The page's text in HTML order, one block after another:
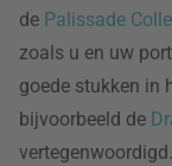
de Palissade
zoals u en uw
goede stukken in
bijvoorbeeld de
vertegenwoordigd.